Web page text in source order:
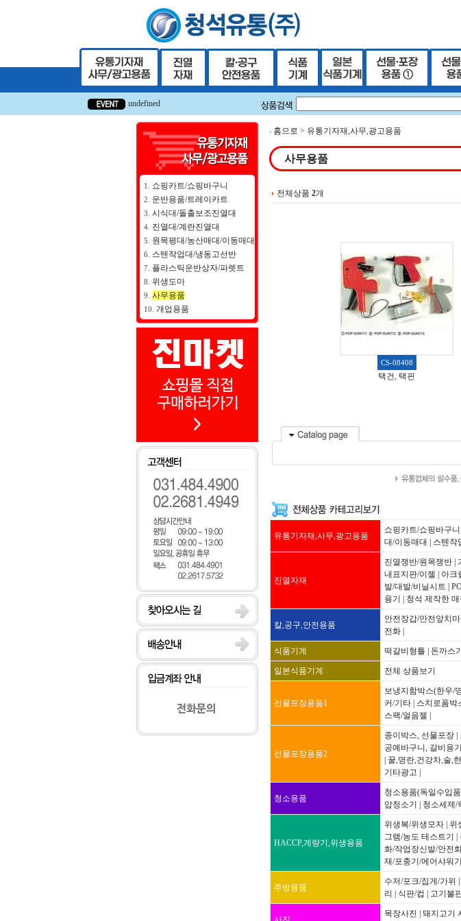
undefined
1. 쇼핑카트/쇼핑바구니
2. 운반용품/트레이카트
3. 시식대/돌출보조진열대
4. 진열대/계란진열대
5. 원목평대/농산매대/이동매대
6. 스텐작업대/냉동고선반
7. 플라스틱운반상자/파렛트
8. 위생도마
9. 사무용품
10. 개업용품
홈으로 > 유통기자재,사무,광고용품
사무용품
전체상품 2개
CS-08408
택건, 택핀
유통기자재,사무,광고용품
쇼핑카트/쇼핑바구니
대/이동매대
스텐작
진열자재
진열쟁반/원목쟁반|
내표지판/이젤
아크
발/대발/비닐시트
용기
청석 제작한
칼,공구,안전용품
안전장갑/안전앞치마|
전화|
식품기계 떡갈비형틀 돈까스
일본식품기계 전체 상품보기
선물포장용품1
보냉지함박스(한우/
커/기타| 스치로폼박
스팩/얼음젤
선물포장용품2
종이박스, 선물포장|
공예바구니, 갈비용기
꿀,명란,건강차,술,
기타광고
청소용품
청소용품(독일수입
압청소기
청소세제/
HACCP,계량기,위생용품
위생복/위생모자| 위
그램/농도 테스트기
화/작업장신발/안전
재/포충기/에어샤워기
주방용품
수저/포크/집게/가위
리
식판/컵 고기불
목장사진 돼지고기